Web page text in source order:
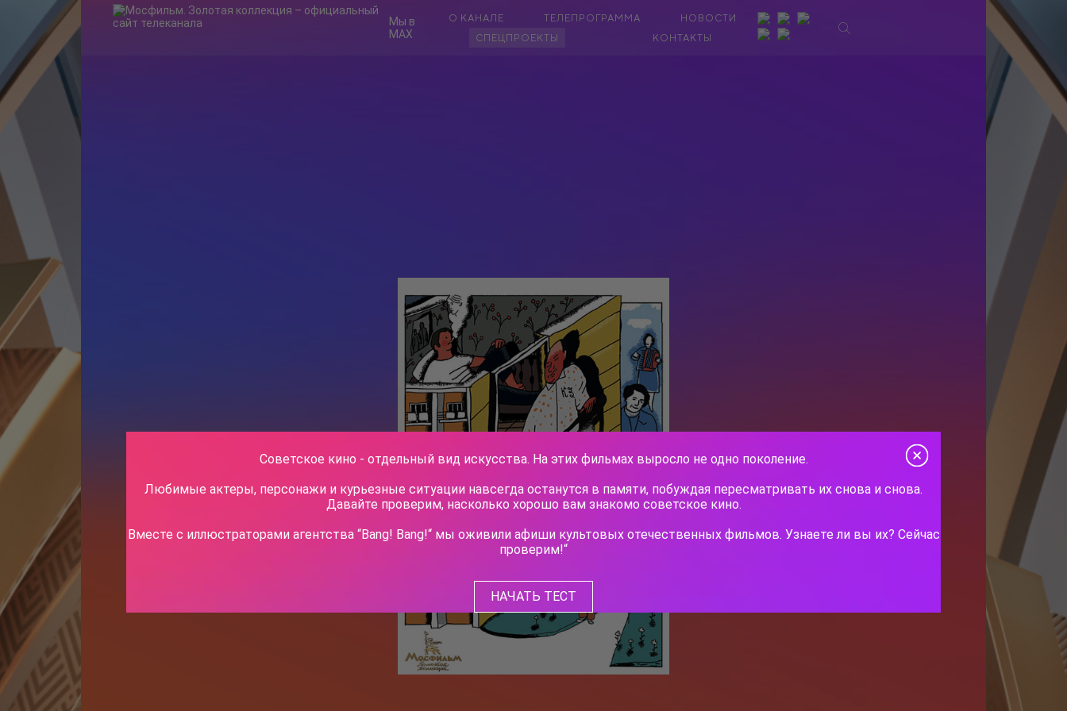
Мы в
MAX
О КАНАЛЕ ТЕЛЕПРОГРАММА
НОВОСТИ
СПЕЦПРОЕКТЫ
КОНТАКТЫ
Советское кино - отдельный вид искусства. На этих фильмах выросло не одно поколение.
Любимые актеры, персонажи и курьезные ситуации навсегда останутся в памяти, побуждая пересматривать их снова и снова.
Давайте проверим, насколько хорошо вам знакомо советское кино.
Вместе с иллюстраторами агентства “Bang! Bang!“ мы оживили афиши культовых отечественных фильмов. Узнаете ли вы их? Сейчас
проверим!“
НАЧАТЬ ТЕСТ
СЛУЖЕБНЫЙ РОМАН
0+ 1977
ЗОЛОТАЯ КОЛЛЕКЦИЯ МОСФИЛЬМА
Анатолий Ефремович Новосельцев, рядовой служащий одного статистического
управления, — человек робкий и застенчивый. Для него неплохо бы получить
Калугиной, — сухарем в юбке и директором заведения…